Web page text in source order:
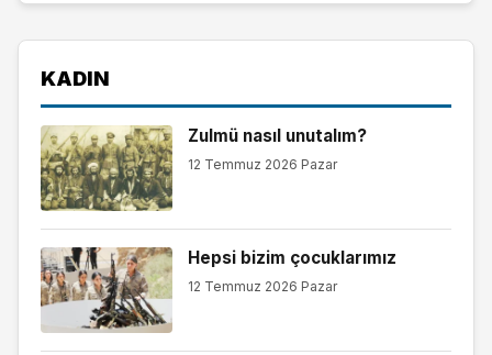
KADIN
Zulmü nasıl unutalım?
12 Temmuz 2026 Pazar
Hepsi bizim çocuklarımız
12 Temmuz 2026 Pazar